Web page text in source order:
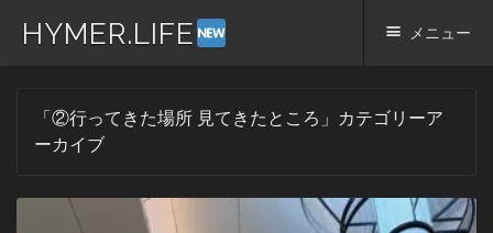
HYMER.LIFE メニュー
「②行ってきた場所 見てきたところ 」カテゴリーア
ーカイブ